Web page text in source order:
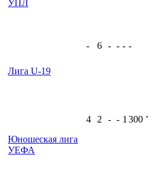
УПЛ
Лига U-19
- 6 - - - -
Юношеская лига
УЕФА
4 2 - - 1 300 ʼ